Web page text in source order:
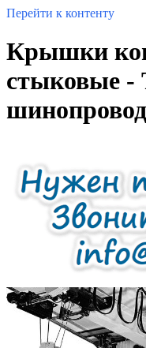
Перейти к контенту
Крышки
стыковые -